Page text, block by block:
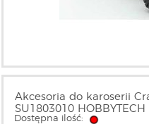
Akcesoria do karoserii
SU1803010 HOBBYTECH
Dostępna ilość: